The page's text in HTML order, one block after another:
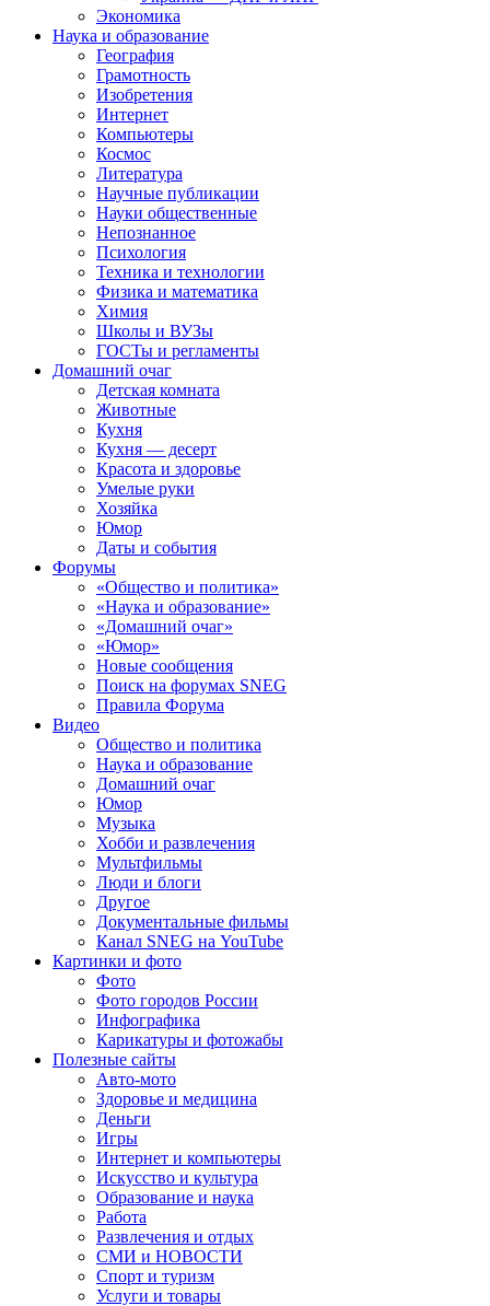
Экономика
Наука и образование
География
Грамотность
Изобретения
Интернет
Компьютеры
Космос
Литература
Научные публикации
Науки общественные
Непознанное
Психология
Техника и технологии
Физика и математика
Химия
Школы и ВУЗы
ГОСТы и регламенты
Домашний очаг
Детская комната
Животные
Кухня
Кухня — десерт
Красота и здоровье
Умелые руки
Хозяйка
Юмор
Даты и события
Форумы
«Общество и политика»
«Наука и образование»
«Домашний очаг»
«Юмор»
Новые сообщения
Поиск на форумах SNEG
Правила Форума
Видео
Общество и политика
Наука и образование
Домашний очаг
Юмор
Музыка
Хобби и развлечения
Мультфильмы
Люди и блоги
Другое
Документальные фильмы
Канал SNEG на YouTube
Картинки и фото
Фото
Фото городов России
Инфографика
Карикатуры и фотожабы
Полезные сайты
Авто-мото
Здоровье и медицина
Деньги
Игры
Интернет и компьютеры
Искусство и культура
Образование и наука
Работа
Развлечения и отдых
СМИ и НОВОСТИ
Спорт и туризм
Услуги и товары